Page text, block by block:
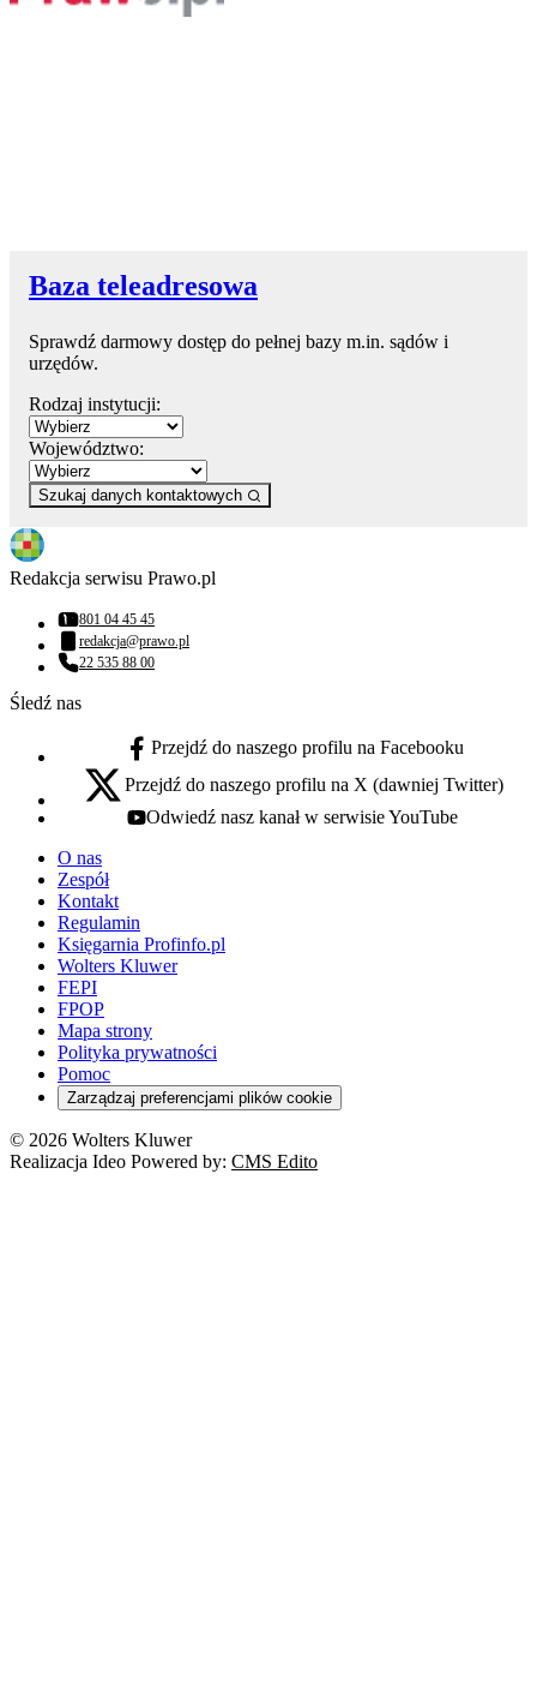
Baza teleadresowa
Sprawdź darmowy dostęp do pełnej bazy m.in. sądów i
urzędów.
Rodzaj instytucji:
Województwo:
Szukaj danych kontaktowych
Redakcja serwisu Prawo.pl
Numer telefonu:
801 04 45 45
Adres email:
redakcja@prawo.pl
Numer telefonu:
22 535 88 00
Śledź nas
facebook - otwiera się w nowej karcie
Przejdź do naszego profilu na Facebooku
x - otwiera się w nowej karcie
Przejdź do naszego profilu na X (dawniej Twitter)
youtube - otwiera się w nowej karcie
Odwiedź nasz kanał w serwisie YouTube
O nas
Zespół
Kontakt
Regulamin
Księgarnia Profinfo.pl
Wolters Kluwer
FEPI
FPOP
Mapa strony
Polityka prywatności
Pomoc
Zarządzaj preferencjami plików cookie
© 2026 Wolters Kluwer
Realizacja Ideo Powered by: CMS Edito